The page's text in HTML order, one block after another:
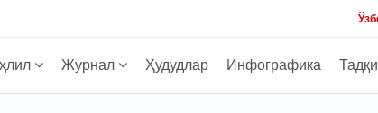
Журнал Ҳудудлар Инфографика